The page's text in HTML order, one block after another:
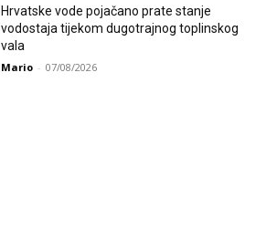
Hrvatske vode pojačano prate stanje
vodostaja tijekom dugotrajnog toplinskog
vala
Mario - 07/08/2026